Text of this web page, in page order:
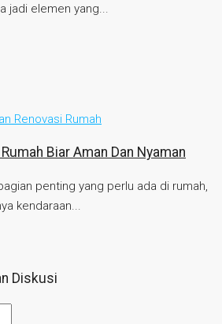
jadi elemen yang...
Renovasi Rumah
Biar Aman Dan Nyaman
penting yang perlu ada di rumah,
kendaraan...
Diskusi